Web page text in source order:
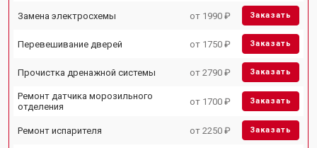
Замена электросхемы от 1990 ₽ Заказать
Перевешивание дверей от 1750 ₽ Заказать
Прочистка дренажной системы от 2790 ₽ Заказать
Ремонт датчика морозильного
отделения
от 1700 ₽ Заказать
Ремонт испарителя от 2250 ₽ Заказать